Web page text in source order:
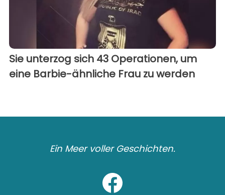
Sie unterzog sich 43 Operationen, um
eine Barbie-ähnliche Frau zu werden
Ein Meer voller Geschichten.